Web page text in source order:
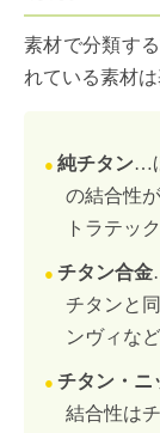
素材で分類す
れている素材は
純チタン…
の結合性
トラテッ
チタン合金
チタンと
ンヴィな
チタン・ニ
結合性は